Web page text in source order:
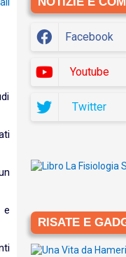
e
Facebook
Youtube
Twitter
RISATE E